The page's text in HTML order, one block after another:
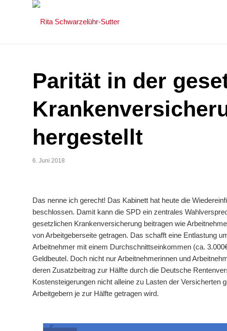
Parität in der
hergestellt
6. Juni 2018
Das nenne ich gerecht! Das Kabinett hat heute die
beschlossen. Damit kann die SPD ein zentrales
gesetzlichen Krankenversicherung beitragen wie
von Arbeitgeberseite getragen. Das schafft eine Entlastung
Arbeitnehmer mit einem Durchschnittseinkommen (ca.
Geldbeutel. Doch nicht nur Arbeitnehmerinnen und
deren Zusatzbeitrag zur Hälfte durch die Deutsche
Kostensteigerungen nicht alleine zu Lasten der Versicherten
Arbeitgebern je zur Hälfte getragen wird.